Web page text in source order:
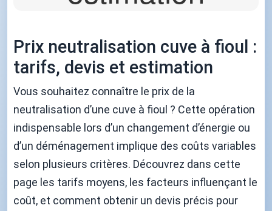
Prix neutralisation cuve à fioul :
tarifs, devis et estimation
Vous souhaitez connaître le prix de la
neutralisation d’une cuve à fioul ? Cette opération
indispensable lors d’un changement d’énergie ou
d’un déménagement implique des coûts variables
selon plusieurs critères. Découvrez dans cette
page les tarifs moyens, les facteurs influençant le
coût, et comment obtenir un devis précis pour